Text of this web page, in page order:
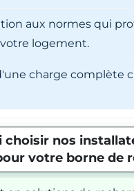
aux normes qui
logement.
charge complète
choisir nos
votre borne de